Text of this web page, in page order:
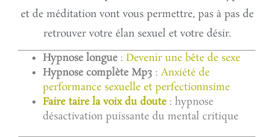
et de méditation vont vous permettre, pas à pas de
retrouver votre élan sexuel et votre désir.
Hypnose longue : Devenir une bête de sexe
Hypnose complète Mp3 : Anxiété de
performance sexuelle et perfectionnsime
Faire taire la voix du doute: hypnose
désactivation puissante du mental critique